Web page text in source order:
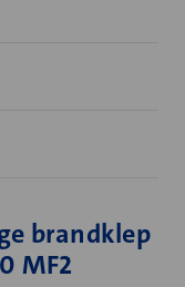
brandklep
MF2